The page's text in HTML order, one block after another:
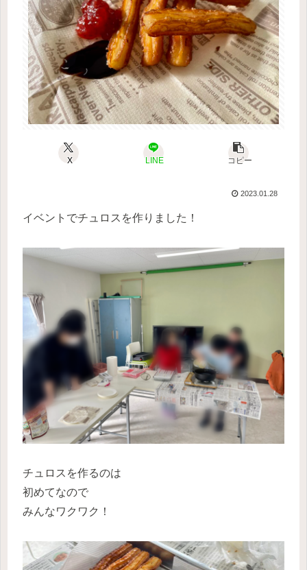
X LINE コピー
2023.01.28
イベントでチュロスを作りました！
チュロスを作るのは
初めてなので
みんなワクワク！